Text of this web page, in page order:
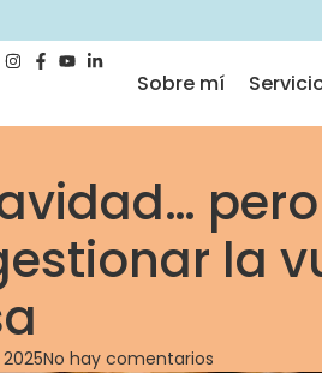
Sobre mí
la
No hay comentarios